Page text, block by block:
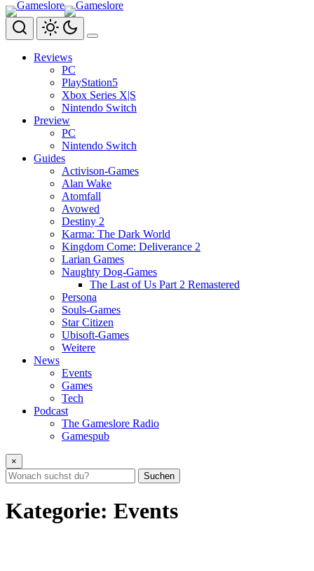
Zum
Inhalt
springen
Reviews
PC
PlayStation5
Xbox Series X|S
Nintendo Switch
Preview
PC
Nintendo Switch
Guides
Activison-Games
Alan Wake
Atomfall
Avowed
Destiny 2
Karma: The Dark World
Kingdom Come: Deliverance 2
Larian Games
Naughty Dog-Games
The Last of Us Part 2 Remastered
Persona
Souls-Games
Star Citizen
Ubisoft-Games
Weitere
News
Events
Games
Tech
Podcast
The Gameslore Radio
Gamespub
×
Suchen
Kategorie: Events